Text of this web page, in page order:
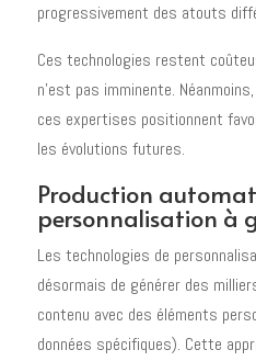
progressivement des atouts
Ces technologies restent
n'est pas imminente.
ces expertises positionnent
les évolutions futures.
Production
personnalisation à
Les technologies de
désormais de générer des
contenu avec des éléments
données spécifiques). Cette